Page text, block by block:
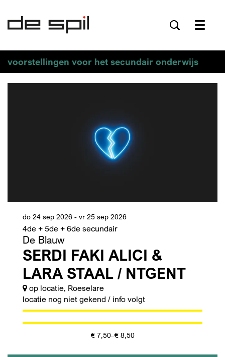
Menu
voorstellingen voor het secundair onderwijs
De Blauw
SERDI FAKI ALICI &
LARA STAAL / NTGENT
4de + 5de + 6de secundair
do 24 sep 2026 - vr 25 sep 2026
op locatie, Roeselare
locatie nog niet gekend / info volgt
€ 7,50–€ 8,50